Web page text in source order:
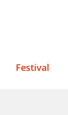
Festival